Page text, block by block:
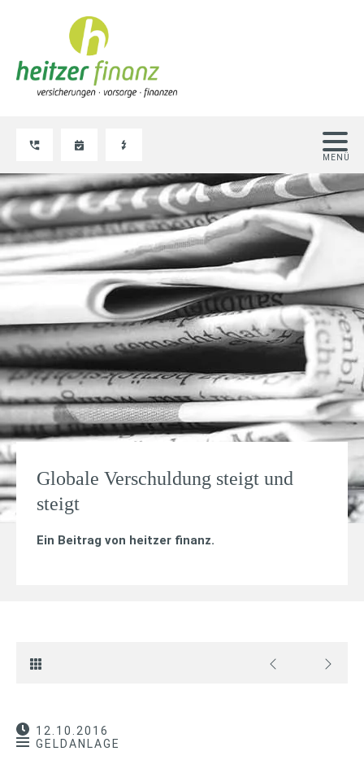
Globale Verschuldung steigt und
steigt
Ein Beitrag von heitzer finanz.
12.10.2016
GELDANLAGE